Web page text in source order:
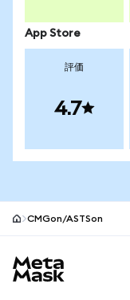
App Store
評価
4.7
CMGon/ASTSon